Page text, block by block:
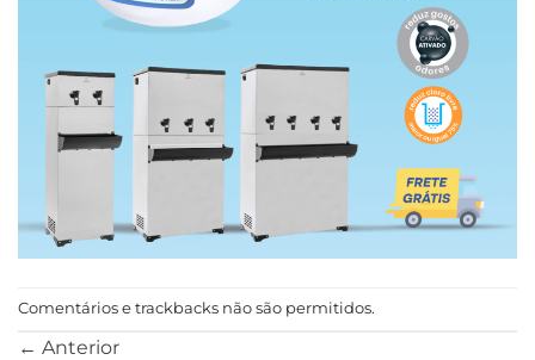
Comentários e trackbacks não são permitidos.
← Anterior